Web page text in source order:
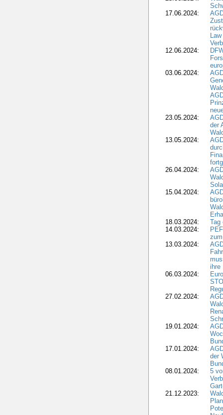
17.06.2024:
12.06.2024:
03.06.2024:
23.05.2024:
der
13.05.2024:
26.04.2024:
15.04.2024:
18.03.2024:
Tag
14.03.2024:
13.03.2024:
ihre
06.03.2024:
27.02.2024:
19.01.2024:
17.01.2024:
der
08.01.2024:
5
21.12.2023: